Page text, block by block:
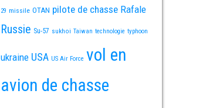
29 missile OTAN pilote de chasse Rafale
Russie Su-57 sukhoi Taiwan technologie typhoon
ukraine USA US Air Force vol en
avion de chasse